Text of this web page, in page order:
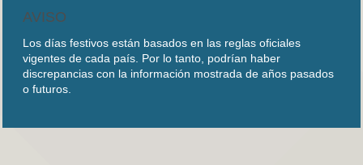
AVISO
Los días festivos están basados en las reglas oficiales
vigentes de cada país. Por lo tanto, podrían haber
discrepancias con la información mostrada de años pasados
o futuros.